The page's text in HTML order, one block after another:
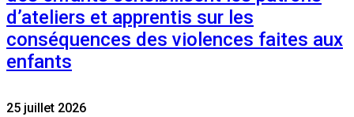
d’ateliers et apprentis sur les
conséquences des violences faites aux
enfants
25 juillet 2026